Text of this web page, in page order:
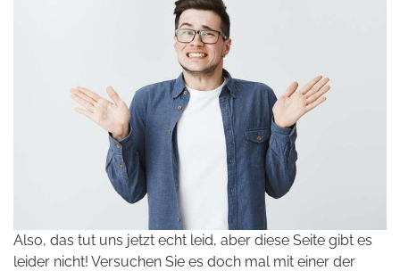
Also, das tut uns jetzt echt leid, aber diese Seite gibt es
leider nicht! Versuchen Sie es doch mal mit einer der